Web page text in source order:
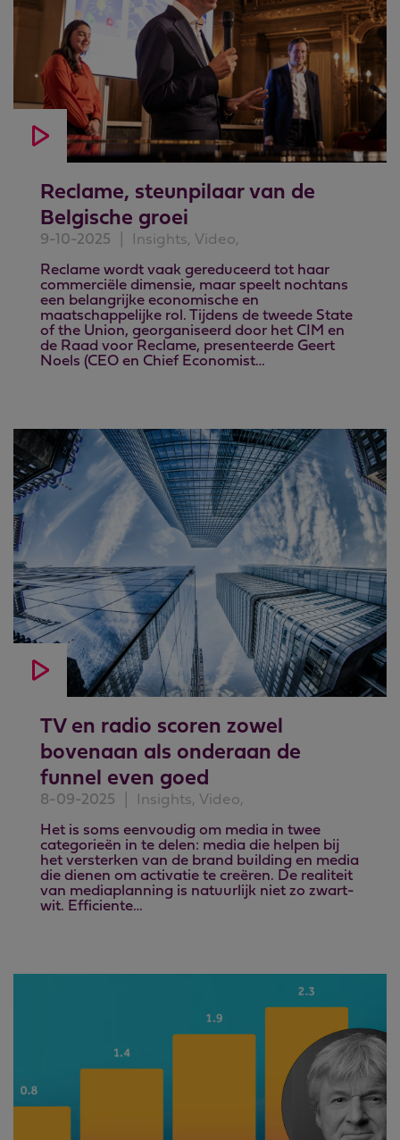
Reclame, steunpilaar van de
Belgische groei
9-10-2025
Insights, Video,
Reclame wordt vaak gereduceerd tot haar
commerciële dimensie, maar speelt nochtans
een belangrijke economische en
maatschappelijke rol. Tijdens de tweede State
of the Union, georganiseerd door het CIM en
de Raad voor Reclame, presenteerde Geert
Noels (CEO en Chief Economist…
TV en radio scoren zowel
bovenaan als onderaan de
funnel even goed
8-09-2025
Insights, Video,
Het is soms eenvoudig om media in twee
categorieën in te delen: media die helpen bij
het versterken van de brand building en media
die dienen om activatie te creëren. De realiteit
van mediaplanning is natuurlijk niet zo zwart-
wit. Efficiente…